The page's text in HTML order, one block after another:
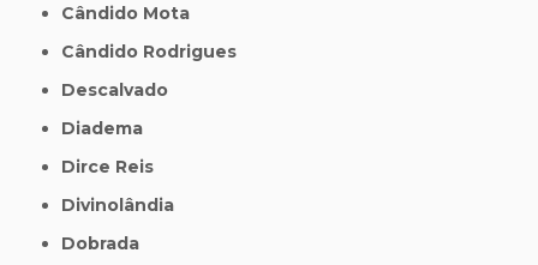
Cândido Mota
Cândido Rodrigues
Descalvado
Diadema
Dirce Reis
Divinolândia
Dobrada